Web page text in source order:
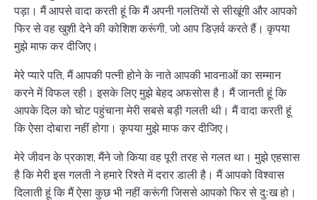
पड़ा। मैं आपसे वादा करती हूं कि मैं अपनी गलतियों से सीखूंगी और आपको
फिर से वह खुशी देने की कोशिश करूंगी, जो आप डिज़र्व करते हैं। कृपया
मुझे माफ कर दीजिए।
मेरे प्यारे पति, मैं आपकी पत्नी होने के नाते आपकी भावनाओं का सम्मान
करने में विफल रही। इसके लिए मुझे बेहद अफसोस है। मैं जानती हूं कि
आपके दिल को चोट पहुंचाना मेरी सबसे बड़ी गलती थी। मैं वादा करती हूं
कि ऐसा दोबारा नहीं होगा। कृपया मुझे माफ कर दीजिए।
मेरे जीवन के प्रकाश, मैंने जो किया वह पूरी तरह से गलत था। मुझे एहसास
है कि मेरी इस गलती ने हमारे रिश्ते में दरार डाली है। मैं आपको विश्वास
दिलाती हूं कि मैं ऐसा कुछ भी नहीं करूंगी जिससे आपको फिर से दुःख हो।